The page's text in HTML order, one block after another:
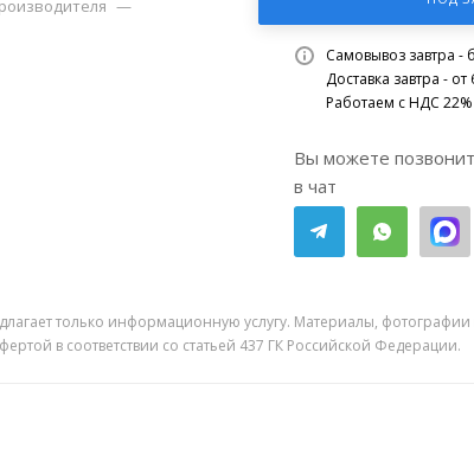
—
Самовывоз завтра -
Доставка завтра - от
Работаем с НДС
Вы можете
в чат
только информационную услугу. Материалы,
в соответствии со статьей 437 ГК Российской Федерации.